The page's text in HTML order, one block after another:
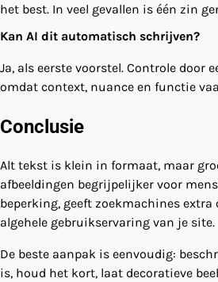
het best. In veel gevallen is één zin
Kan AI dit automatisch schrijven?
Ja, als eerste voorstel. Controle door
omdat context, nuance en functie
Conclusie
Alt tekst is klein in formaat, maar
afbeeldingen begrijpelijker voor
beperking, geeft zoekmachines extra
algehele gebruikservaring van je site.
De beste aanpak is eenvoudig:
is, houd het kort, laat decoratieve